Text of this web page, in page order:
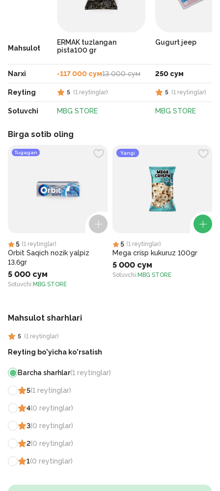
Mahsulot
Narxi
Reyting
Sotuvchi
ERMAK tuzlangan
pista100 gr
-117 000 сум13 000 сум
5 (1 reytinglar)
MBG STORE
Gugurt jeep
250 сум
5 (1 reytinglar)
MBG STORE
Birga sotib oling
Tugagan
5 (1 reytinglar)
Orbit Saqich nozik yalpiz
13.6gr
5 000 сум
Sotuvchi: MBG STORE
Yangi
5 (1 reytinglar)
Mega crisp kukuruz 100gr
5 000 сум
Sotuvchi: MBG STORE
Mahsulot sharhlari
5 (1 reytinglar)
Reyting bo'yicha ko'rsatish
Barcha sharhlar(1 reytinglar)
5(1 reytinglar)
4(0 reytinglar)
3(0 reytinglar)
2(0 reytinglar)
1(0 reytinglar)